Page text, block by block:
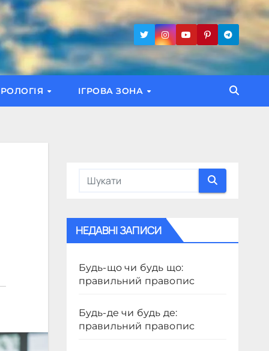
ІГРОВА ЗОНА
НЕДАВНІ ЗАПИСИ
Будь-що чи будь що:
правильний правопис
Будь-де чи будь де:
правильний правопис